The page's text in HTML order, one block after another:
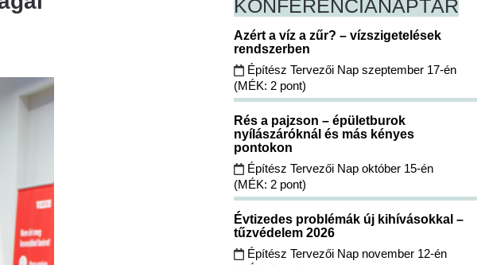
KONFERENCIANAPTÁR
Azért a víz a zűr? – vízszigetelések
rendszerben
Építész Tervezői Nap szeptember 17-én
(MÉK: 2 pont)
Rés a pajzson – épületburok
nyílászáróknál és más kényes
pontokon
Építész Tervezői Nap október 15-én
(MÉK: 2 pont)
Évtizedes problémák új kihívásokkal –
tűzvédelem 2026
Építész Tervezői Nap november 12-én